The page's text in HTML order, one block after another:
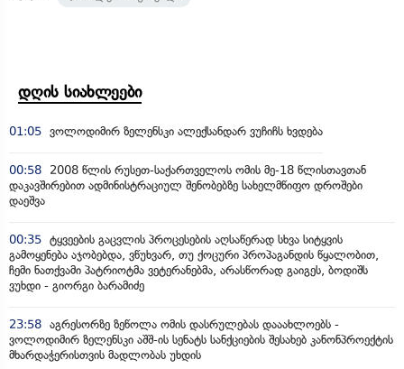
დღის სიახლეები
01:05 ვოლოდიმირ ზელენსკი ალექსანდარ ვუჩიჩს ხვდება
00:58
2008 წლის რუსეთ-საქართველოს ომის მე-18 წლისთავთან
დაკავშირებით ადმინისტრაციულ შენობებზე სახელმწიფო დროშები
დაეშვა
00:35 ტყვეების გაცვლის პროცესების აღსაწერად სხვა სიტყვის
გამოყენება აჯობებდა, ვწუხვარ, თუ ქოცური პროპაგანდის წყალობით,
ჩემი ნათქვამი პატრიოტმა ვეტერანებმა, არასწორად გაიგეს, ბოდიშს
ვუხდი - გიორგი ბარამიძე
23:58 აგრესორზე ზეწოლა ომის დასრულებას დააახლოებს -
ვოლოდიმირ ზელენსკი აშშ-ის სენატს სანქციების შესახებ კანონპროექტის
მხარდაჭერისთვის მადლობას უხდის